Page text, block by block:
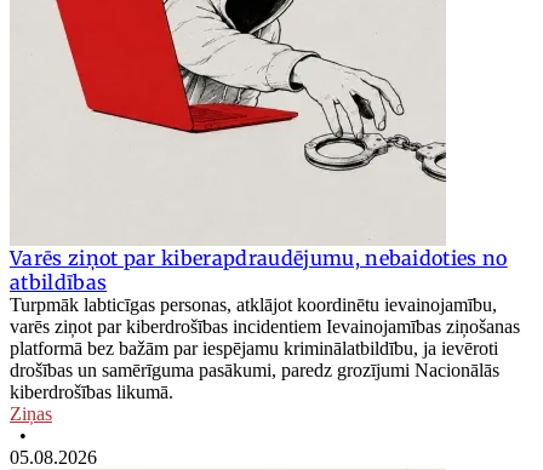
Varēs ziņot par kiberapdraudējumu, nebaidoties no
atbildības
Turpmāk labticīgas personas, atklājot koordinētu ievainojamību,
varēs ziņot par kiberdrošības incidentiem Ievainojamības ziņošanas
platformā bez bažām par iespējamu kriminālatbildību, ja ievēroti
drošības un samērīguma pasākumi, paredz grozījumi Nacionālās
kiberdrošības likumā.
Ziņas
•
05.08.2026